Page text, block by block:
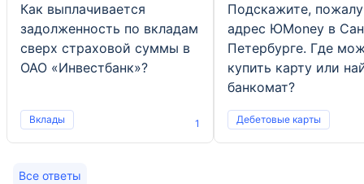
Как выплачивается
задолженность по вкладам
сверх страховой суммы в
ОАО «Инвестбанк»?
Вклады 1
Подскажите,
адрес ЮMoney в
Петербурге. Где
купить карту или
банкомат?
Дебетовые карты
Все ответы